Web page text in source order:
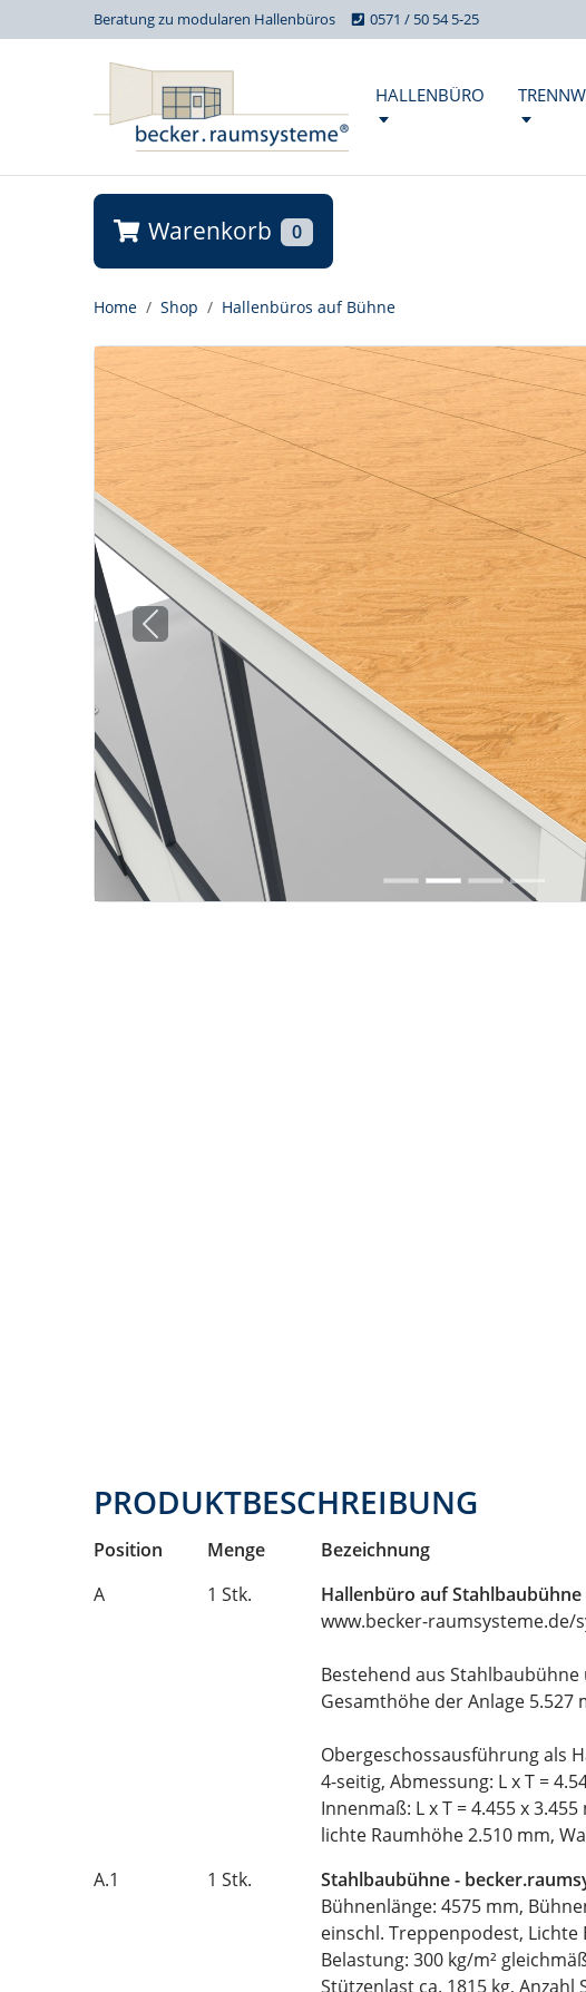
Beratung zu modularen Hallenbüros 0571 / 50 54 5-25
HALLENBÜRO
Warenkorb 0
Home Shop Hallenbüros auf Bühne
Previous
PRODUKTBESCHREIBUNG
Position Menge
Bezeichnung
A
1 Stk.
Hallenbüro auf
www.becker-raumsysteme.de/
Bestehend aus
Gesamthöhe der Anlage 5.527
Obergeschossausführung als
4-seitig, Abmessung: L x T =
Innenmaß: L x T = 4.455 x 3.455
lichte Raumhöhe 2.510 mm,
A.1
1 Stk.
Stahlbaubühne -
Bühnenlänge: 4575 mm,
einschl. Treppenpodest,
Belastung: 300 kg/m²
Stützenlast ca. 1815 kg,